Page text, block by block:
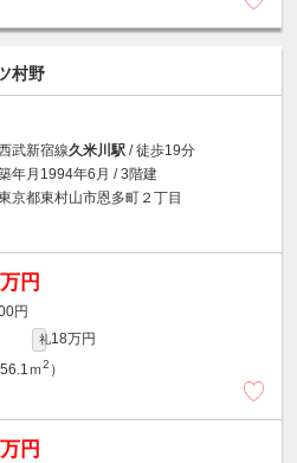
村野
武新宿線久米川駅 / 徒歩19分
年月1994年6月 / 3階建
京都東村山市恩多町２丁目
円
円
礼18万円
ｍ2 ）
円